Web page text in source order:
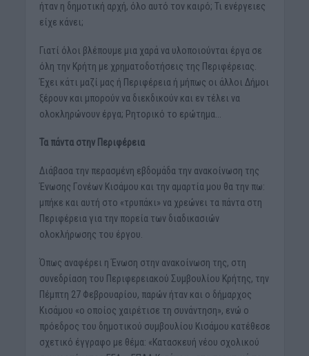
ήταν η δημοτική αρχή, όλο αυτό τον καιρό; Τι ενέργειες
είχε κάνει;
Γιατί όλοι βλέπουμε μια χαρά να υλοποιούνται έργα σε
όλη την Κρήτη με χρηματοδοτήσεις της Περιφέρειας.
Έχει κάτι μαζί μας ή Περιφέρεια ή μήπως οι άλλοι Δήμοι
ξέρουν και μπορούν να διεκδικούν και εν τέλει να
ολοκληρώνουν έργα; Ρητορικό το ερώτημα…
Τα πάντα στην Περιφέρεια
Διάβασα την περασμένη εβδομάδα την ανακοίνωση της
Ένωσης Γονέων Κισάμου και την αμαρτία μου θα την πω:
μπήκε και αυτή στο «τρυπάκι» να χρεώνει τα πάντα στη
Περιφέρεια για την πορεία των διαδικασιών
ολοκλήρωσης του έργου.
Όπως αναφέρει η Ένωση στην ανακοίνωση της, στη
συνεδρίαση του Περιφερειακού Συμβουλίου Κρήτης, την
Πέμπτη 27 Φεβρουαρίου, παρών ήταν και ο δήμαρχος
Κισάμου «ο οποίος χαιρέτισε τη συνάντηση», ενώ ο
πρόεδρος του δημοτικού συμβουλίου Κισάμου κατέθεσε
σχετικό έγγραφο με θέμα: «Κατασκευή νέου σχολικού